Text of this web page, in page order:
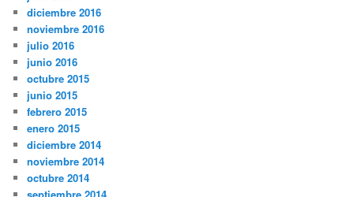
diciembre 2016
noviembre 2016
julio 2016
junio 2016
octubre 2015
junio 2015
febrero 2015
enero 2015
diciembre 2014
noviembre 2014
octubre 2014
septiembre 2014